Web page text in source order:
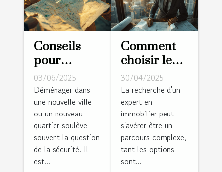
Conseils
pour
choisir un
quartier sûr
lorsque
vous
déménagez
03/06/2025
Déménager dans
une nouvelle ville
ou un nouveau
quartier soulève
souvent la question
de la sécurité. Il
est...
Comment
choisir le
meilleur
expert pour
vos besoins
immobiliers
?
30/04/2025
La recherche d'un
expert en
immobilier peut
s'avérer être un
parcours complexe,
tant les options
sont...